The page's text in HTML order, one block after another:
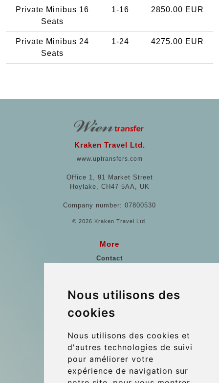
Nous utilisons des
cookies
Nous utilisons des cookies et
d'autres technologies de suivi
pour améliorer votre
expérience de navigation sur
Private Minibus 16
Seats
1-16 2850.00 EUR
Private Minibus 24
Seats
1-24 4275.00 EUR
Kraken Travel Ltd.
www.uptransfers.com
Office 1, 91 Market Street
Hoylake, CH47 5AA, UK
Company number: 07800530
© 2026 Kraken Travel Ltd.
More
Contact
Vienne Transfert Aéroport
Les références
Update cookies preferences
Contact